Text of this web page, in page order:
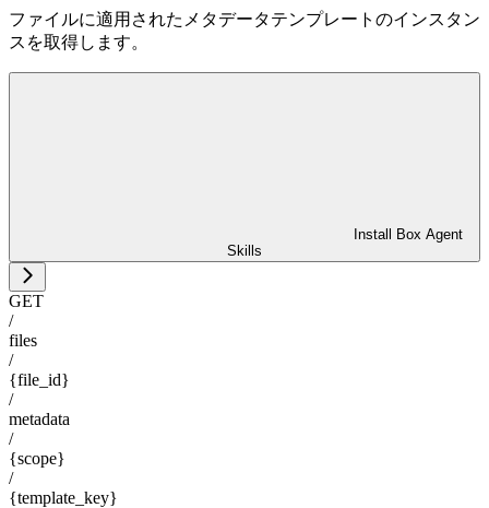
ファイルに適用されたメタデータテンプレートのインスタン
スを取得します。
Install Box Agent
Skills
GET
/
files
/
{file_id}
/
metadata
/
{scope}
/
{template_key}